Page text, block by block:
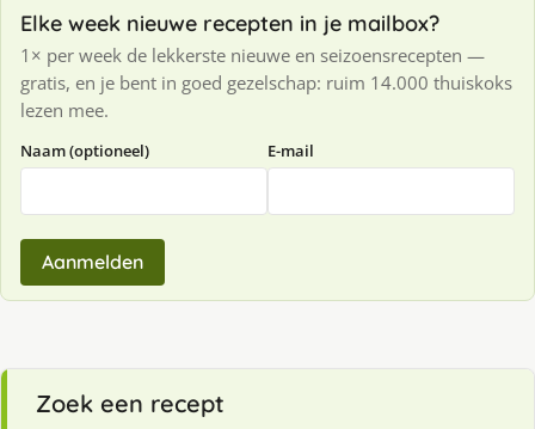
Elke week nieuwe recepten in je mailbox?
1× per week de lekkerste nieuwe en seizoensrecepten —
gratis, en je bent in goed gezelschap: ruim 14.000 thuiskoks
lezen mee.
Naam (optioneel) E-mail
Aanmelden
Zoek een recept